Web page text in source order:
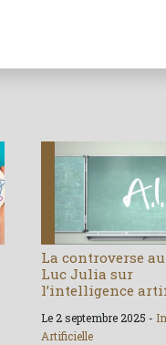
La controverse
Luc Julia sur
l’intelligence
Le 2 septembre 2025 -
Artificielle